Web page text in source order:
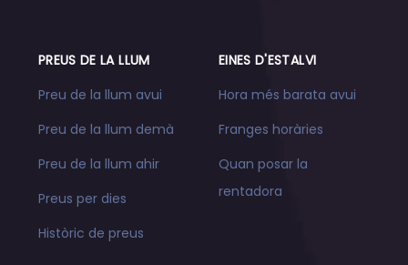
PREUS DE LA LLUM
Preu de la llum avui
Preu de la llum demà
Preu de la llum ahir
Preus per dies
Històric de preus
EINES D'ESTALVI
Hora més barata avui
Franges horàries
Quan posar la
rentadora